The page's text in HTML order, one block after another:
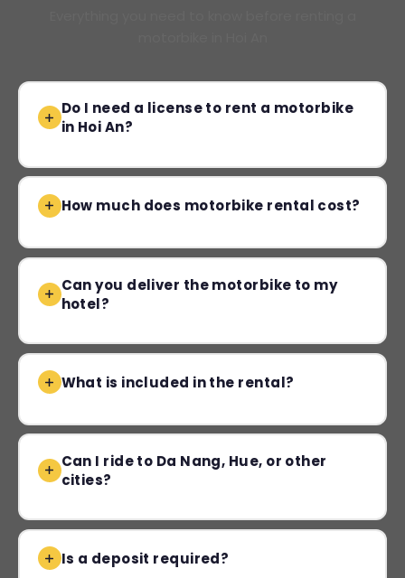
Do I need a license to rent a motorbike
in Hoi An?
How much does motorbike rental cost?
Can you deliver the motorbike to my
hotel?
What is included in the rental?
Can I ride to Da Nang, Hue, or other
cities?
Is a deposit required?